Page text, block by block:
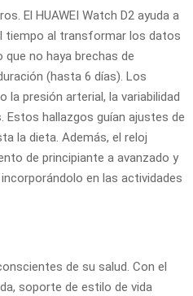
El HUAWEI Watch D2 ayuda a
tiempo al transformar los datos
que no haya brechas de
(hasta 6 días). Los
presión arterial, la variabilidad
Estos hallazgos guían ajustes de
la dieta. Además, el reloj
de principiante a avanzado y
en las actividades
de su salud. Con el
soporte de estilo de vida